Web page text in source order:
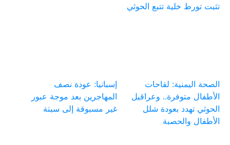
تثبت تورط خلية تتبع الحوثي
الصحة اليمنية: لقاحات
الأطفال متوفرة.. وعراقيل
الحوثي تهدد بعودة شلل
الأطفال والحصبة
إسبانيا: عودة نصف
المهاجرين بعد موجة عبور
غير مسبوقة إلى سبتة